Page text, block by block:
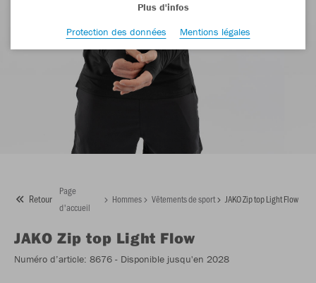
Retour
Page
d'accueil
Hommes Vêtements de sport JAKO Zip top Light Flow
JAKO Zip top Light Flow
Numéro d’article: 8676 - Disponible jusqu'en 2028
Plus d'infos
Protection des données
Mentions légales